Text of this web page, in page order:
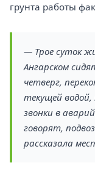
грунта работы
— Трое суток
Ангарском
четверг,
текущей водой,
звонки в
говорят,
рассказала